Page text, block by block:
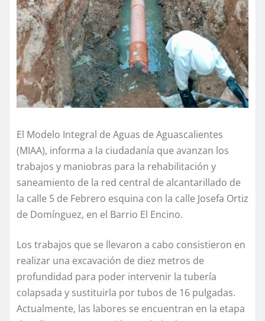
El Modelo Integral de Aguas de Aguascalientes
(MIAA), informa a la ciudadanía que avanzan los
trabajos y maniobras para la rehabilitación y
saneamiento de la red central de alcantarillado de
la calle 5 de Febrero esquina con la calle Josefa Ortiz
de Domínguez, en el Barrio El Encino.
Los trabajos que se llevaron a cabo consistieron en
realizar una excavación de diez metros de
profundidad para poder intervenir la tubería
colapsada y sustituirla por tubos de 16 pulgadas.
Actualmente, las labores se encuentran en la etapa